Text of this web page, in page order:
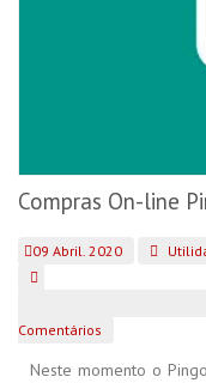
Compras On-line
09 Abril. 2020
Comentários
Neste momento o